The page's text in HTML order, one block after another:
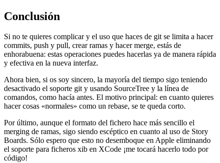
Conclusión
Si no te quieres complicar y el uso que haces de git se limita a hacer
commits, push y pull, crear ramas y hacer merge, estás de
enhorabuena: estas operaciones puedes hacerlas ya de manera rápida
y efectiva en la nueva interfaz.
Ahora bien, si os soy sincero, la mayoría del tiempo sigo teniendo
desactivado el soporte git y usando SourceTree y la línea de
comandos, como hacía antes. El motivo principal: en cuanto quieres
hacer cosas «normales» como un rebase, se te queda corto.
Por último, aunque el formato del fichero hace más sencillo el
merging de ramas, sigo siendo escéptico en cuanto al uso de Story
Boards. Sólo espero que esto no desemboque en Apple eliminando
el soporte para ficheros xib en XCode ¡me tocará hacerlo todo por
código!